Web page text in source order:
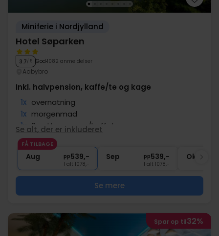
Miniferie i Nordjylland
Hotel Søparken
3.7/ 5 God 1082 anmeldelser
Aabybro
Inkl. halvpension, kaffe/te og kage
1x overnatning
1x morgenmad
1x 3-retters menu/buffet
1x kaffe/te og kage på ankomstdagen
∞ Gratis parkering og internet
Se alt, der er inkluderet
FÅ TILBAGE
Aug pp539,-
I alt 1078,-
Sep pp539,-
I alt 1078,-
Okt
Se mere
Spar op til32%